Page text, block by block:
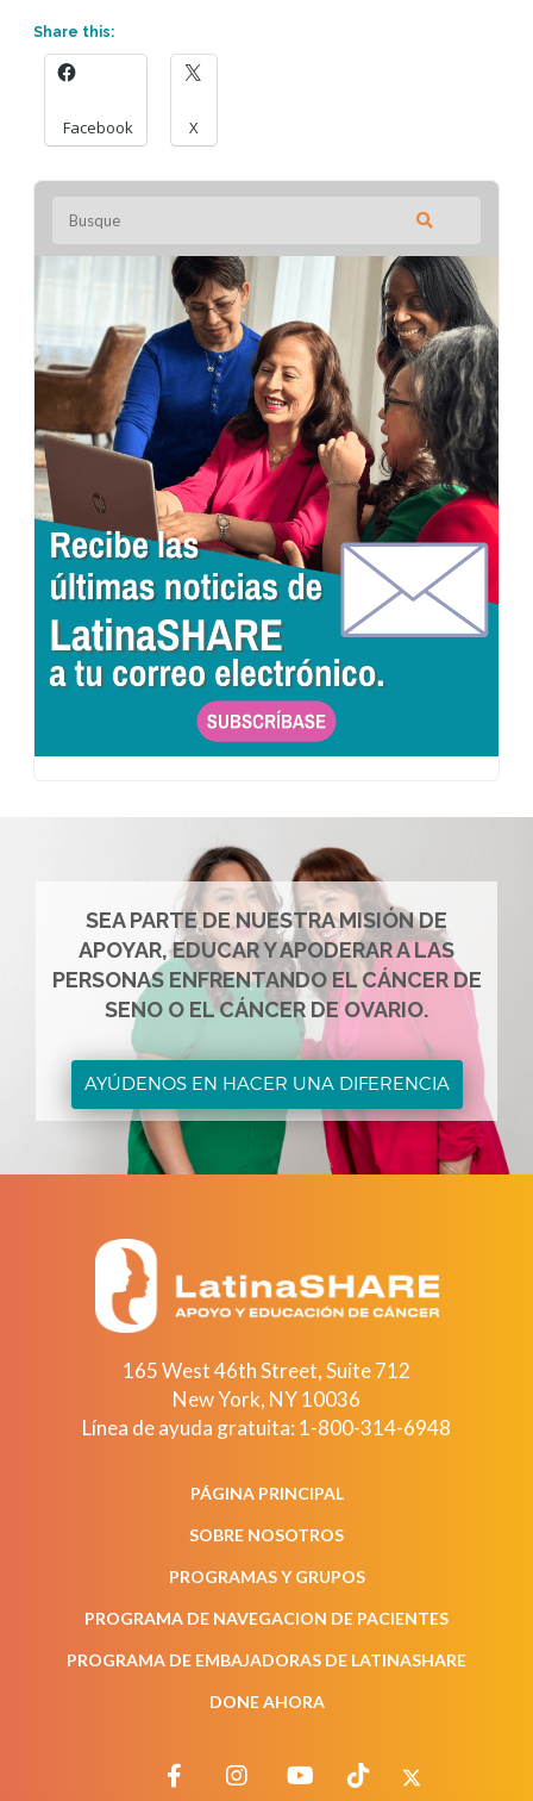
Share this:
Facebook X
SEA PARTE DE NUESTRA MISIÓN DE
APOYAR, EDUCAR Y APODERAR A LAS
PERSONAS ENFRENTANDO EL CÁNCER DE
SENO O EL CÁNCER DE OVARIO.
AYÚDENOS EN HACER UNA DIFERENCIA
165 West 46th Street, Suite 712
New York, NY10036
Línea de ayuda gratuita: 1-800-314-6948
PÁGINA PRINCIPAL
SOBRE NOSOTROS
PROGRAMAS Y GRUPOS
PROGRAMA DE NAVEGACION DE PACIENTES
PROGRAMA DE EMBAJADORAS DE LATINASHARE
DONE AHORA